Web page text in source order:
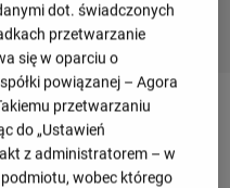
Siedlce -
dot. świadczonych
przetwarzanie
się w oparciu o
powiązanej – Agora
przetwarzaniu
do „Ustawień
z administratorem – w
wobec którego